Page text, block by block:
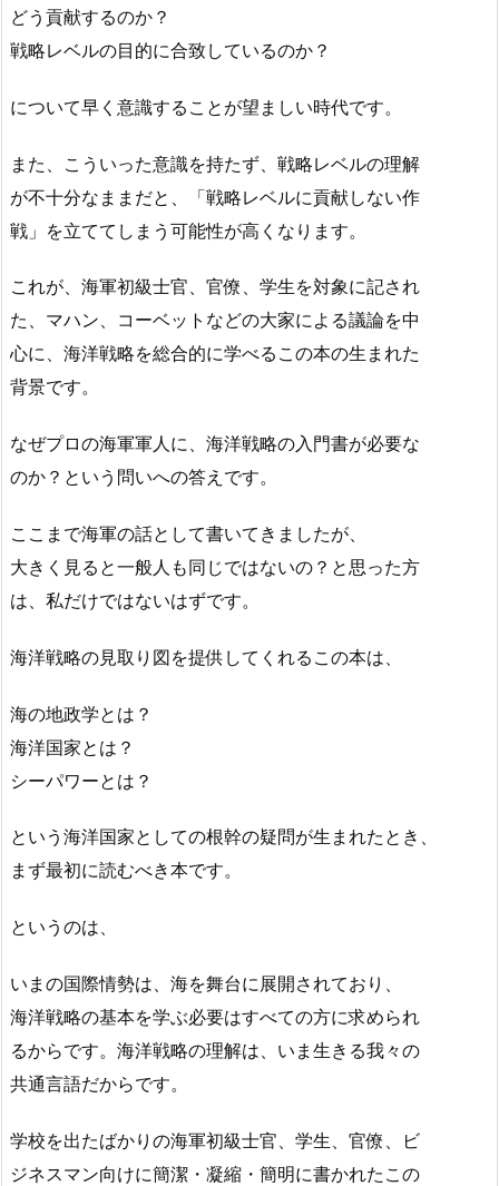
どう貢献するのか？
戦略レベルの目的に合致しているのか？
について早く意識することが望ましい時代です。
また、こういった意識を持たず、戦略レベルの理解
が不十分なままだと、「戦略レベルに貢献しない作
戦」を立ててしまう可能性が高くなります。
これが、海軍初級士官、官僚、学生を対象に記され
た、マハン、コーベットなどの大家による議論を中
心に、海洋戦略を総合的に学べるこの本の生まれた
背景です。
なぜプロの海軍軍人に、海洋戦略の入門書が必要な
のか？という問いへの答えです。
ここまで海軍の話として書いてきましたが、
大きく見ると一般人も同じではないの？と思った方
は、私だけではないはずです。
海洋戦略の見取り図を提供してくれるこの本は、
海の地政学とは？
海洋国家とは？
シーパワーとは？
という海洋国家としての根幹の疑問が生まれたとき、
まず最初に読むべき本です。
というのは、
いまの国際情勢は、海を舞台に展開されており、
海洋戦略の基本を学ぶ必要はすべての方に求められ
るからです。海洋戦略の理解は、いま生きる我々の
共通言語だからです。
学校を出たばかりの海軍初級士官、学生、官僚、ビ
ジネスマン向けに簡潔・凝縮・簡明に書かれたこの